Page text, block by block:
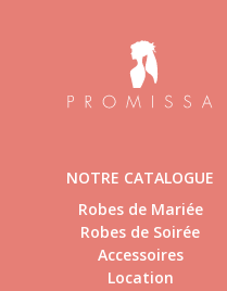
NOTRE CATALOGUE
Robes de Mariée
Robes de Soirée
Accessoires
Location